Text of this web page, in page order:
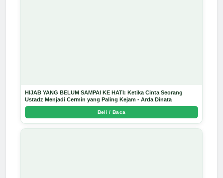
HIJAB YANG BELUM SAMPAI KE HATI: Ketika Cinta Seorang
Ustadz Menjadi Cermin yang Paling Kejam - Arda Dinata
Beli / Baca